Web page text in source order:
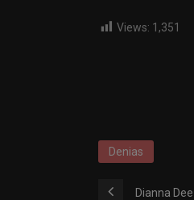
Views: 1,351
Denias
Dianna